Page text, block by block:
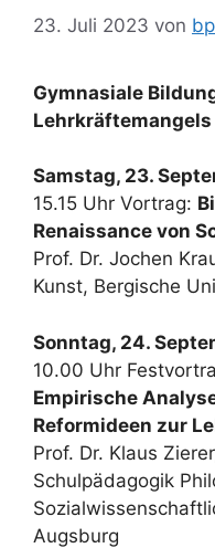
23. Juli 2023 von
Gymnasiale
Lehrkräftemangels
Samstag, 23.
15.15 Uhr Vortrag:
Renaissance von
Prof. Dr. Jochen
Kunst, Bergische
Sonntag, 24.
10.00 Uhr
Empirische
Reformideen zur
Prof. Dr. Klaus
Schulpädagogik
Augsburg